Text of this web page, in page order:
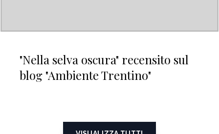
"Nella selva oscura" recensito sul
blog "Ambiente Trentino"